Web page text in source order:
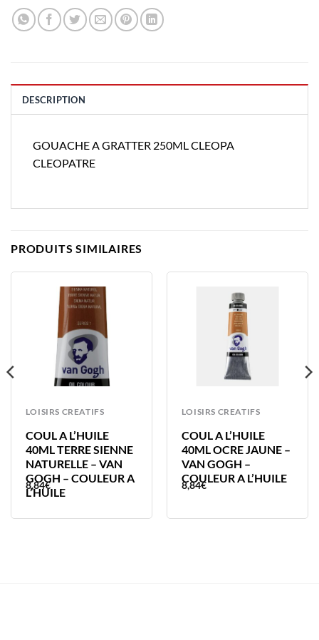
DESCRIPTION
GOUACHE A GRATTER 250ML CLEOPA
CLEOPATRE
PRODUITS SIMILAIRES
LOISIRS CREATIFS
COUL A L’HUILE
40ML TERRE SIENNE
NATURELLE – VAN
GOGH – COULEUR A
L’HUILE
8,84€
LOISIRS CREATIFS
COUL A L’HUILE
40ML OCRE JAUNE –
VAN GOGH –
COULEUR A L’HUILE
8,84€